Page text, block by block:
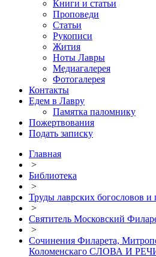
Книги и статьи
Проповеди
Статьи
Рукописи
Жития
Ноты Лавры
Медиагалерея
Фотогалерея
Контакты
Едем в Лавру
Памятка паломнику
Пожертвования
Подать записку
Главная
>
Библиотека
>
Труды лаврских богословов и
>
Святитель Московский
>
Сочинения Филарета,
Коломенскаго СЛОВА И